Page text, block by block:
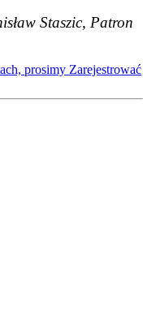
Staszic, Patron
prosimy Zarejestrować